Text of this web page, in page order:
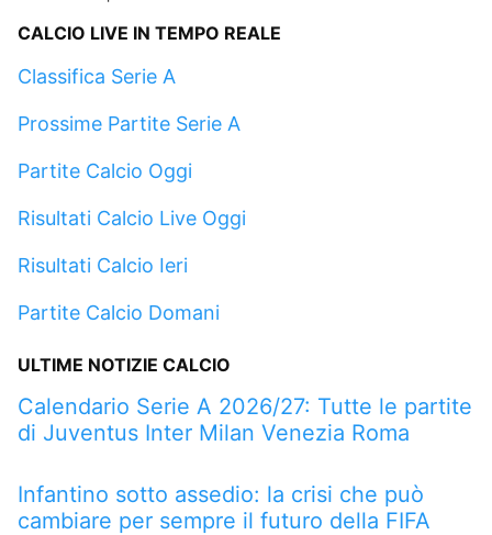
CALCIO LIVE IN TEMPO REALE
Classifica Serie A
Prossime Partite Serie A
Partite Calcio Oggi
Risultati Calcio Live Oggi
Risultati Calcio Ieri
Partite Calcio Domani
ULTIME NOTIZIE CALCIO
Calendario Serie A 2026/27: Tutte le partite
di Juventus Inter Milan Venezia Roma
Infantino sotto assedio: la crisi che può
cambiare per sempre il futuro della FIFA